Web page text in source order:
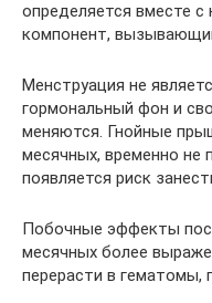
определяется вместе
компонент,
Менструация не
гормональный фон и
меняются. Гнойные
месячных, временно не
появляется риск
Побочные эффекты
месячных более
перерасти в гематомы,